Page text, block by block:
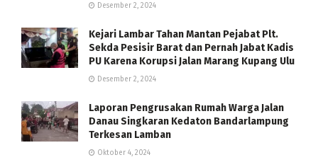
Desember 2, 2024
Kejari Lambar Tahan Mantan Pejabat Plt.
Sekda Pesisir Barat dan Pernah Jabat Kadis
PU Karena Korupsi Jalan Marang Kupang Ulu
Desember 2, 2024
Laporan Pengrusakan Rumah Warga Jalan
Danau Singkaran Kedaton Bandarlampung
Terkesan Lamban
Oktober 4, 2024